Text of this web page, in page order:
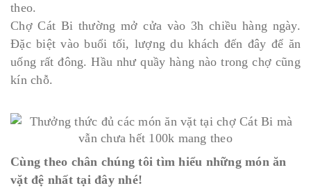
theo.
Chợ Cát Bi thường mở cửa vào 3h chiều hàng ngày.
Đặc biệt vào buổi tối, lượng du khách đến đây để ăn
uống rất đông. Hầu như quầy hàng nào trong chợ cũng
kín chỗ.
Cùng theo chân chúng tôi tìm hiểu những món ăn
vặt đệ nhất tại đây nhé!